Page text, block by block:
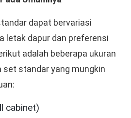
dapat bervariasi
letak dapur dan preferensi
adalah beberapa ukuran
standar yang mungkin
cabinet)